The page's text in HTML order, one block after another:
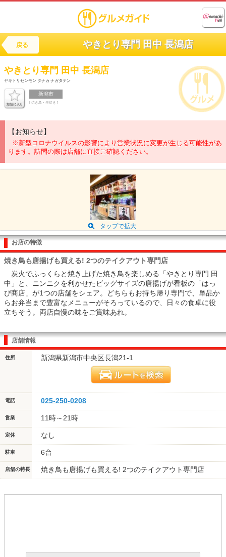
戻る やきとり専門 田中 長潟店
やきとり専門 田中 長潟店
ヤキトリセンモン タナカ ナガタテン
新潟市
[ 焼き鳥・串焼き ]
【お知らせ】
※新型コロナウイルスの影響により営業状況に変更が生じる可能性があ
ります。訪問の際は店舗に直接ご確認ください。
タップで拡大
お店の特徴
焼き鳥も唐揚げも買える! 2つのテイクアウト専門店
炭火でふっくらと焼き上げた焼き鳥を楽しめる「やきとり専門 田
中」と、ニンニクを利かせたビッグサイズの唐揚げが看板の「はっ
ぴ商店」が1つの店舗をシェア。どちらもお持ち帰り専門で、単品か
らお弁当まで豊富なメニューがそろっているので、日々の食卓に役
立ちそう。両店自慢の味をご賞味あれ。
店舗情報
住所 新潟県新潟市中央区長潟21-1
電話 025-250-0208
営業 11時～21時
定休 なし
駐車 6台
店舗の特長 焼き鳥も唐揚げも買える! 2つのテイクアウト専門店